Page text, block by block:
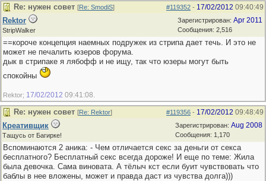
#119352 - 17/02/2012 09:40:49
Re: нужен совет [Re: SmodiS]
Зарегистрирован: Apr 2011
Сообщения: 2,516
Rektor
StripWalker
==короче концепция наемных подружек из стрипа дает течь. И это не
может не печалить юзеров форума.
дык в стрипаке я лябофф и не ищу, так что юзеры могут быть
спокойны
Rektor; 17/02/2012 09:41:08
#119356 - 17/02/2012 09:48:49
Re: нужен совет [Re: Rektor]
Зарегистрирован: Aug 2008
Сообщения: 1,170
Креативщик
Тащусь от Багирке!
Вспоминаются 2 аника: - Чем отличается секс за деньги от секса
бесплатного? Бесплатный секс всегда дороже! И еще по теме: Жила
была девочка. Сама виновата. А тёлыч кст если буит чувствовать что
баблы в нее вложены, может и правда даст из чувства долга)))